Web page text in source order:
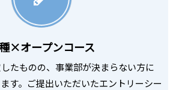
×オープンコース
たものの、事業部が決まらない方に
す。ご提出いただいたエントリーシー